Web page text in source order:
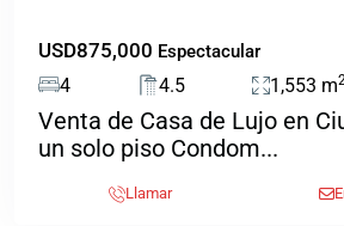
USD875,000 Espectacular
4 4.5 1,553 m2
Venta de Casa de Lujo en
un solo piso Condom...
Llamar